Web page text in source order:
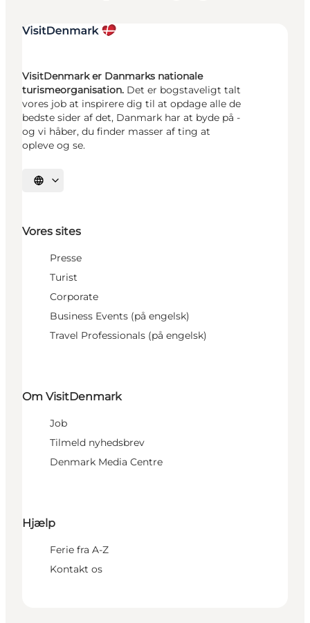
VisitDenmark er Danmarks nationale
turismeorganisation. Det er bogstaveligt talt
vores job at inspirere dig til at opdage alle de
bedste sider af det, Danmark har at byde på -
og vi håber, du finder masser af ting at
opleve og se.
Vælg sprog
Vores sites
Presse
Turist
Corporate
Business Events (på engelsk)
Travel Professionals (på engelsk)
Om VisitDenmark
Job
Tilmeld nyhedsbrev
Denmark Media Centre
Hjælp
Ferie fra A-Z
Kontakt os